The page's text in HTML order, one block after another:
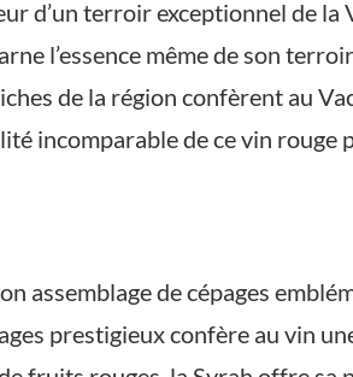
d’un terroir exceptionnel de la
l’essence même de son
de la région confèrent au
incomparable de ce vin rouge
assemblage de cépages
prestigieux confère au vin